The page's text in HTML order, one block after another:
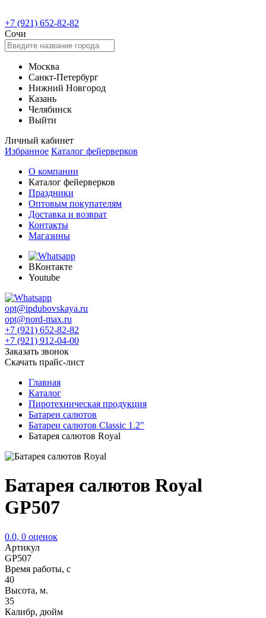
+7 (921) 652-82-82
Сочи
Москва
Санкт-Петербург
Нижний Новгород
Казань
Челябинск
Выйти
Личный кабинет
Избранное Каталог фейерверков
О компании
Каталог фейерверков
Праздники
Оптовым покупателям
Доставка и возврат
Контакты
Магазины
ВКонтакте
Youtube
opt@ipdubovskaya.ru
opt@nord-max.ru
+7 (921) 652-82-82
+7 (921) 912-04-00
Заказать звонок
Скачать прайс-лист
Главная
Каталог
Пиротехническая продукция
Батареи салютов
Батареи салютов Classic 1.2"
Батарея салютов Royal
Батарея салютов Royal
GP507
0.0, 0 оценок
Артикул
GP507
Время работы, с
40
Высота, м.
35
Калибр, дюйм